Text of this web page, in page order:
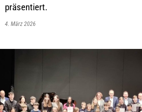
präsentiert.
4. März 2026